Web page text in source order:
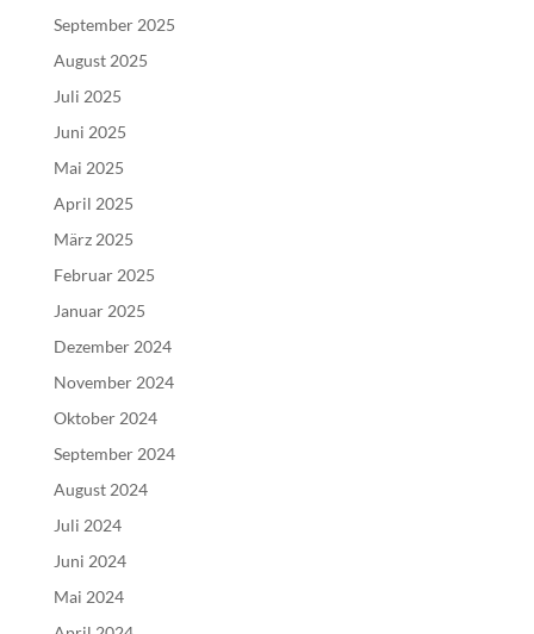
September 2025
August 2025
Juli 2025
Juni 2025
Mai 2025
April 2025
März 2025
Februar 2025
Januar 2025
Dezember 2024
November 2024
Oktober 2024
September 2024
August 2024
Juli 2024
Juni 2024
Mai 2024